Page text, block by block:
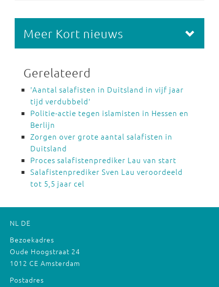
Meer Kort nieuws
Gerelateerd
'Aantal salafisten in Duitsland in vijf jaar
tijd verdubbeld'
Politie-actie tegen islamisten in Hessen en
Berlijn
Zorgen over grote aantal salafisten in
Duitsland
Proces salafistenprediker Lau van start
Salafistenprediker Sven Lau veroordeeld
tot 5,5 jaar cel
NL DE
Bezoekadres
Oude Hoogstraat 24
1012 CE Amsterdam
Postadres